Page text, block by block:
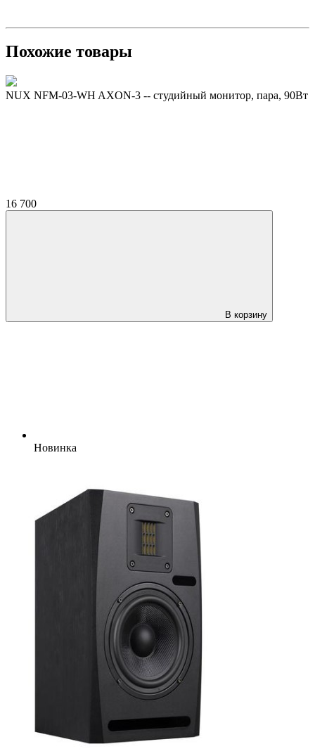
Похожие товары
NUX NFM-03-WH AXON-3 -- студийный монитор, пара, 90Вт
16 700
В корзину
Новинка